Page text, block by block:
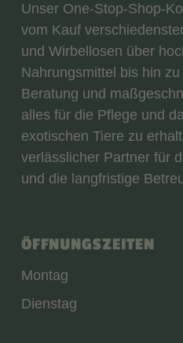
Unser One-Stop-Shop-
vom Kauf
und Wirbellosen über
Nahrungsmittel bis hin
Beratung und
alles für die Pflege und
exotischen Tiere zu
verlässlicher Partner für
und die langfristige
ÖFFNUNGSZEITEN
Montag
Dienstag